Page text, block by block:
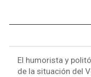
El humorista y
de la situación del